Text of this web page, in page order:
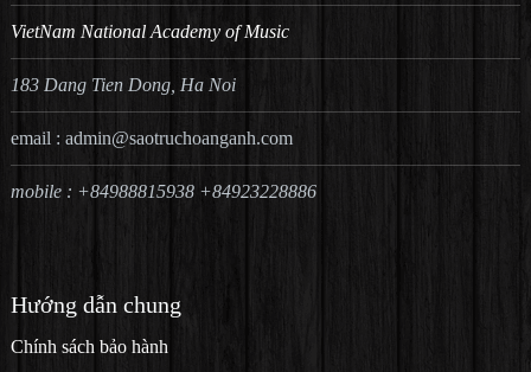
VietNam National Academy of Music
183 Dang Tien Dong, Ha Noi
email : admin@saotruchoanganh.com
mobile : +84988815938 +84923228886
Hướng dẫn chung
Chính sách bảo hành